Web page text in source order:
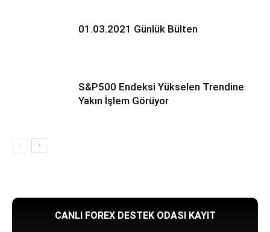
01.03.2021 Günlük Bülten
S&P500 Endeksi Yükselen Trendine
Yakın İşlem Görüyor
CANLI FOREX DESTEK ODASI KAYIT